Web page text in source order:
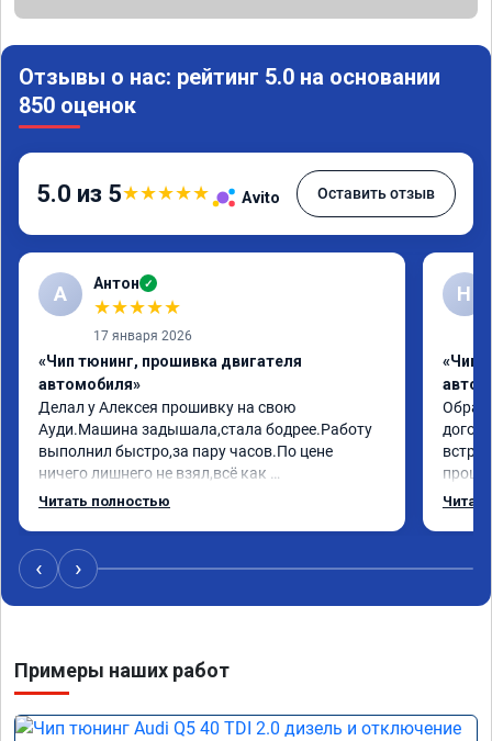
Отзывы о нас: рейтинг 5.0 на основании
850 оценок
5.0 из 5★★★★★ Avito Оставить отзыв
А Антон ✓
★★★★★
17 января 2026
«Чип тюнинг, прошивка двигателя
автомобиля»
Делал у Алексея прошивку на свою
Ауди.Машина задышала,стала бодрее.Работу
выполнил быстро,за пару часов.По цене
ничего лишнего не взял,всё как
договаривались заранее.После работы
поломки авто.Однозначно рекомендую
Алексея как грамотного специалиста!
Читать полностью
Н
«Чип
Арман
‹ ›
Примеры наших работ